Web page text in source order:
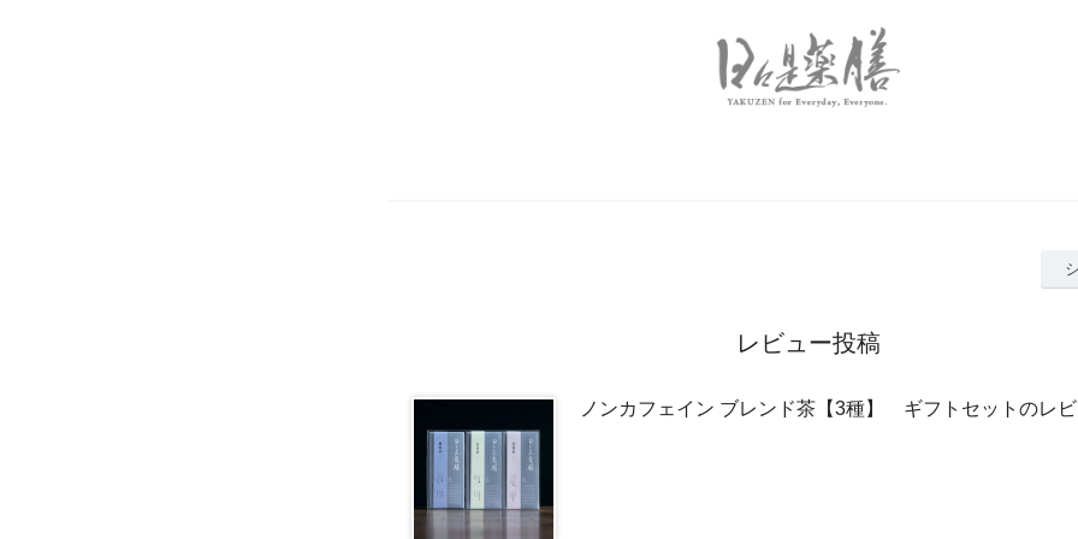
レビュー投稿
ノンカフェイン ブレンド茶【3種】 ギフトセットのレ